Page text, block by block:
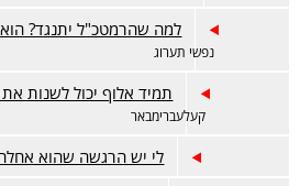
למה שהרמטכ"ל יתנגד?
נפשי תערוג
תמיד אלוף יכול לשנות
קעלעברימבאר
לי יש הרגשה שהוא